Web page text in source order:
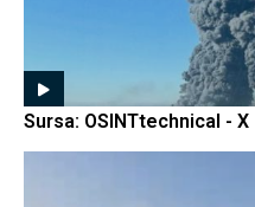
Sursa: OSINTtechnical - X